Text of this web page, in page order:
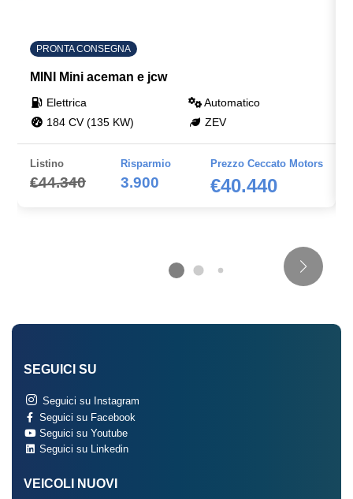
PRONTA CONSEGNA
MINI Mini aceman e jcw
Elettrica
Automatico
184 CV (135 KW)
ZEV
Listino
€44.340
Risparmio
3.900
Prezzo Ceccato Motors
€40.440
SEGUICI SU
Seguici su Instagram
Seguici su Facebook
Seguici su Youtube
Seguici su Linkedin
VEICOLI NUOVI